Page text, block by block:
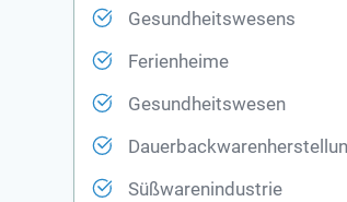
Gesundheitswesens
Ferienheime
Gesundheitswesen
Süßwarenindustrie